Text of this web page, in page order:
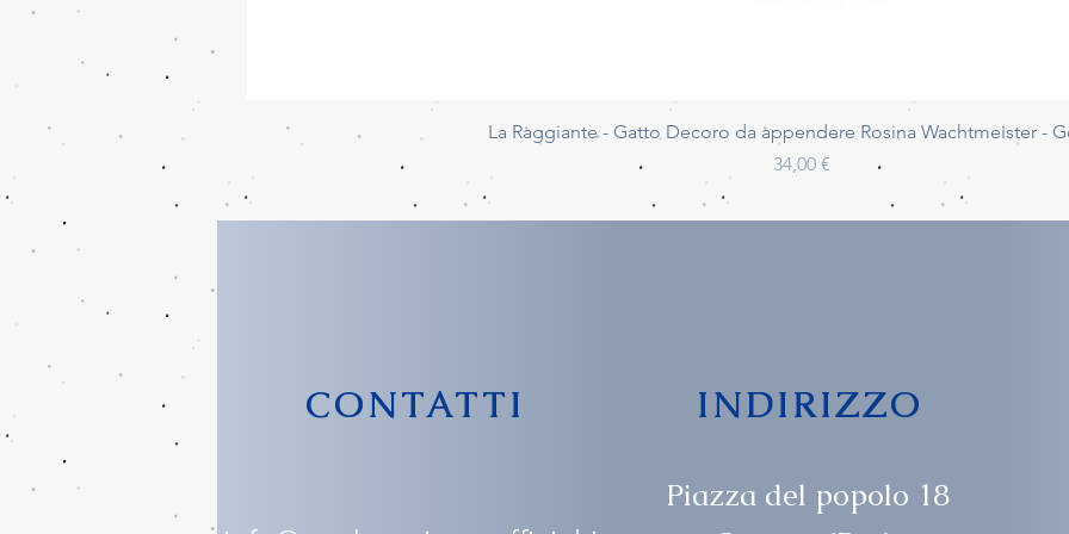
Vista rapida
La Raggiante - Gatto Decoro da appendere Rosina Wachtmeister -
Prezzo
34,00 €
CONTATTI INDIRIZZO
Piazza del popolo 18